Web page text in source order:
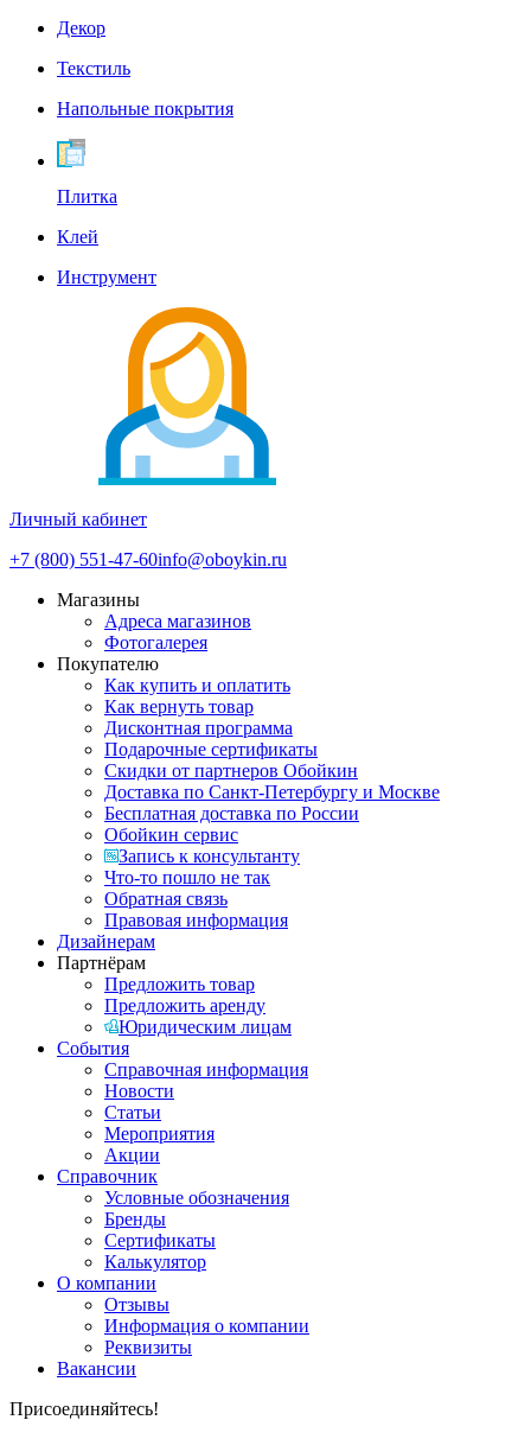
Декор
Текстиль
Напольные покрытия
Плитка
Клей
Инструмент
Личный кабинет
+7 (800) 551-47-60info@oboykin.ru
Магазины
Адреса магазинов
Фотогалерея
Покупателю
Как купить и оплатить
Как вернуть товар
Дисконтная программа
Подарочные сертификаты
Скидки от партнеров Обойкин
Доставка по Санкт-Петербургу и Москве
Бесплатная доставка по России
Обойкин сервис
Запись к консультанту
Что-то пошло не так
Обратная связь
Правовая информация
Дизайнерам
Партнёрам
Предложить товар
Предложить аренду
Юридическим лицам
События
Справочная информация
Новости
Статьи
Мероприятия
Акции
Справочник
Условные обозначения
Бренды
Сертификаты
Калькулятор
О компании
Отзывы
Информация о компании
Реквизиты
Вакансии
Присоединяйтесь!